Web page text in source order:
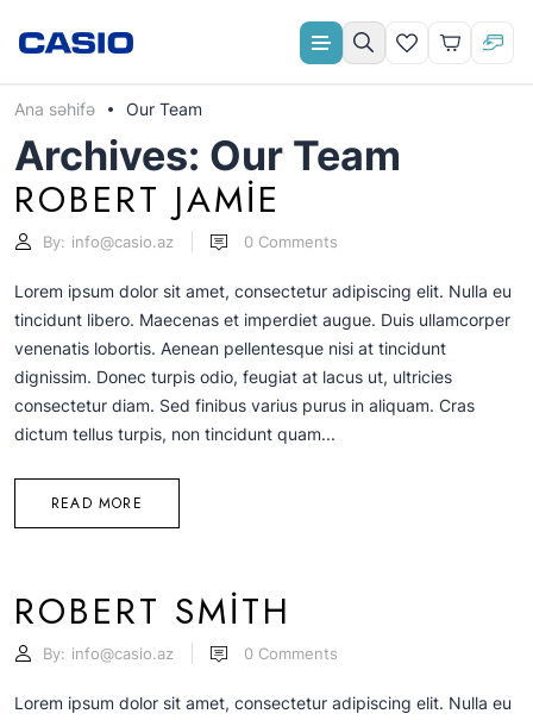
Aylıq ödəniş
Ana səhifə Our Team
Archives: Our Team
ROBERT JAMIE
By: info@casio.az 0 Comments
Lorem ipsum dolor sit amet, consectetur adipiscing elit. Nulla eu
tincidunt libero. Maecenas et imperdiet augue. Duis ullamcorper
venenatis lobortis. Aenean pellentesque nisi at tincidunt
dignissim. Donec turpis odio, feugiat at lacus ut, ultricies
consectetur diam. Sed finibus varius purus in aliquam. Cras
dictum tellus turpis, non tincidunt quam...
READ MORE
ROBERT SMITH
By: info@casio.az 0 Comments
Lorem ipsum dolor sit amet, consectetur adipiscing elit. Nulla eu